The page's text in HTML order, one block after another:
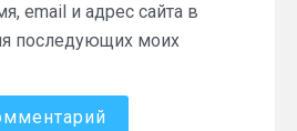
email и адрес сайта в
последующих моих